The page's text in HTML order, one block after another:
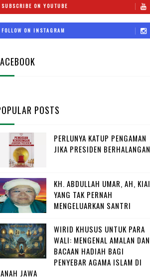
SUBSCRIBE ON YOUTUBE
FOLLOW ON INSTAGRAM
POSTS
PERLUNYA KATUP PENGAMAN
JIKA PRESIDEN BERHALANGAN
KH. ABDULLAH UMAR, AH, KIAI
YANG TAK PERNAH
MENGELUARKAN SANTRI
WIRID KHUSUS UNTUK PARA
WALI: MENGENAL AMALAN DAN
BACAAN HADIAH BAGI
PENYEBAR AGAMA ISLAM DI
JAWA